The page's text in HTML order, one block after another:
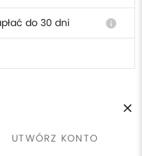
UTWÓRZ KONTO
do 30 dni info